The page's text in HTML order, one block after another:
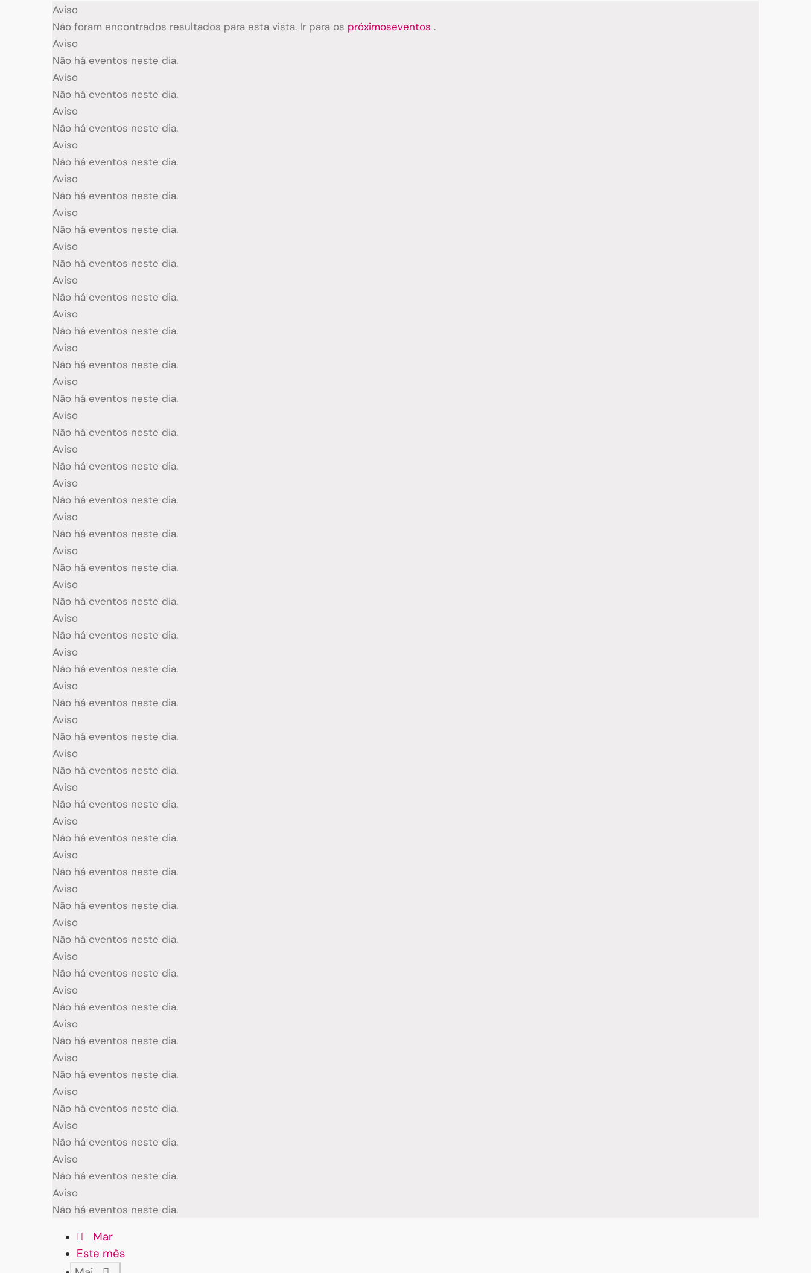
Aviso
Não foram encontrados resultados para esta vista. Ir para os próximoseventos .
Aviso
Não há eventos neste dia.
Aviso
Não há eventos neste dia.
Aviso
Não há eventos neste dia.
Aviso
Não há eventos neste dia.
Aviso
Não há eventos neste dia.
Aviso
Não há eventos neste dia.
Aviso
Não há eventos neste dia.
Aviso
Não há eventos neste dia.
Aviso
Não há eventos neste dia.
Aviso
Não há eventos neste dia.
Aviso
Não há eventos neste dia.
Aviso
Não há eventos neste dia.
Aviso
Não há eventos neste dia.
Aviso
Não há eventos neste dia.
Aviso
Não há eventos neste dia.
Aviso
Não há eventos neste dia.
Aviso
Não há eventos neste dia.
Aviso
Não há eventos neste dia.
Aviso
Não há eventos neste dia.
Aviso
Não há eventos neste dia.
Aviso
Não há eventos neste dia.
Aviso
Não há eventos neste dia.
Aviso
Não há eventos neste dia.
Aviso
Não há eventos neste dia.
Aviso
Não há eventos neste dia.
Aviso
Não há eventos neste dia.
Aviso
Não há eventos neste dia.
Aviso
Não há eventos neste dia.
Aviso
Não há eventos neste dia.
Aviso
Não há eventos neste dia.
Aviso
Não há eventos neste dia.
Aviso
Não há eventos neste dia.
Aviso
Não há eventos neste dia.
Aviso
Não há eventos neste dia.
Aviso
Não há eventos neste dia.
Mar
Este mês